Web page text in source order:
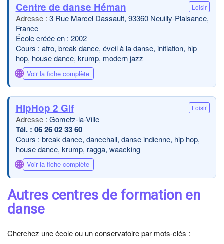
Centre de danse Héman Loisir
3 Rue Marcel Dassault, 93360 Neuilly-Plaisance,
France
École créée en : 2002
Cours : afro, break dance, éveil à la danse, initiation, hip
hop, house dance, krump, modern jazz
🌐 Voir la fiche complète
HipHop 2 Gif Loisir
Gometz-la-Ville
06 26 02 33 60
Cours : break dance, dancehall, danse indienne, hip hop,
house dance, krump, ragga, waacking
🌐 Voir la fiche complète
Autres centres de formation en
danse
Cherchez une école ou un conservatoire par mots-clés :